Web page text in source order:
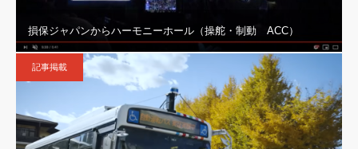
損保ジャパンからハーモニーホール（操舵・制動 ACC）
記事掲載